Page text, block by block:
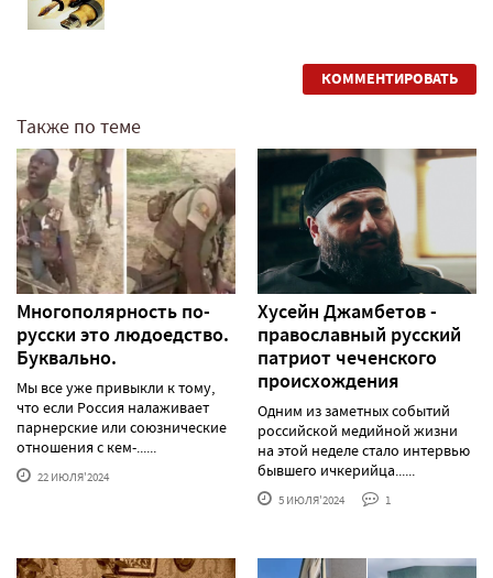
КОММЕНТИРОВАТЬ
Также по теме
Многополярность по-
русски это людоедство.
Буквально.
Мы все уже привыкли к тому,
что если Россия налаживает
парнерские или союзнические
отношения с кем-......
22 ИЮЛЯ'2024
Хусейн Джамбетов -
православный русский
патриот чеченского
происхождения
Одним из заметных событий
российской медийной жизни
на этой неделе стало интервью
бывшего ичкерийца......
5 ИЮЛЯ'2024 1